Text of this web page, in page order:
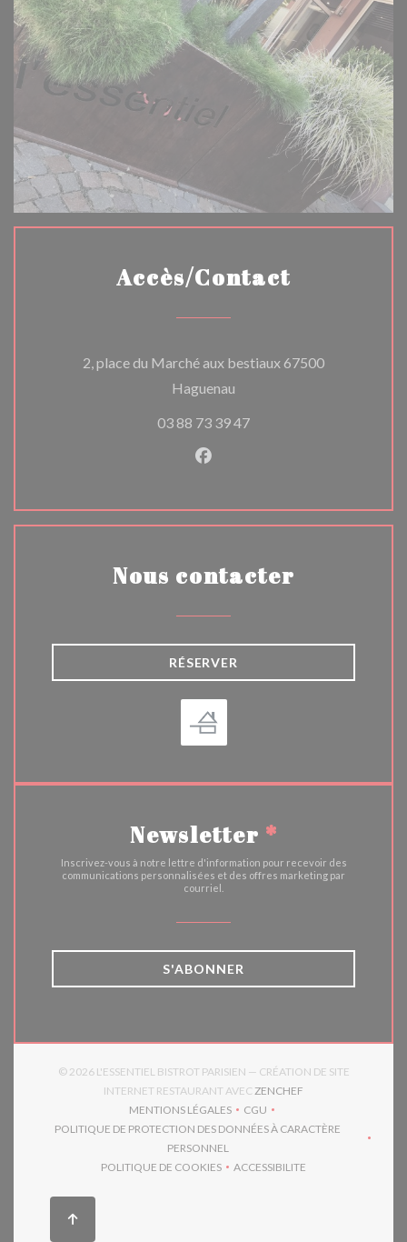
Accès/Contact
2, place du Marché aux bestiaux 67500
Haguenau
03 88 73 39 47
Facebook ((ouvre une
Nous contacter
RÉSERVER
Newsletter *
Inscrivez-vous à notre lettre d'information pour recevoir des
communications personnalisées et des offres marketing par
courriel.
S'ABONNER
© 2026 L'ESSENTIEL BISTROT PARISIEN — CRÉATION DE SITE
INTERNET RESTAURANT AVEC ZENCHEF
MENTIONS LÉGALES
((OUVRE UNE NOUVELLE FENÊTRE))
CGU
((OUVRE UNE NOUVELLE
POLITIQUE DE PROTECTION DES DONNÉES À CARACTÈRE
PERSONNEL((OUVRE UNE NOUVELLE FENÊTRE))
POLITIQUE DE COOKIES
((OUVRE UNE NOUVELLE FENÊTRE))
ACCESSIBILITE
((OUVRE UNE NOUVELLE